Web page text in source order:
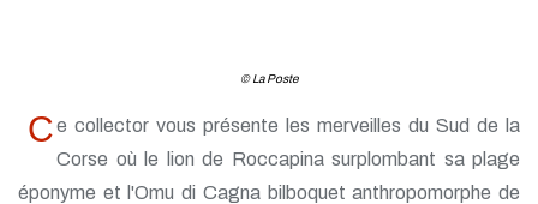
© La Poste
Ce collector vous présente les merveilles du Sud de la
Corse où le lion de Roccapina surplombant sa plage
éponyme et l'Omu di Cagna bilboquet anthropomorphe de